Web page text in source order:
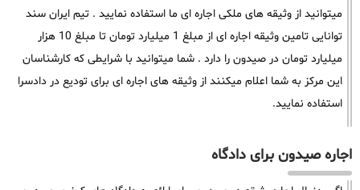
میتوانید از وثیقه های ملکی اجاره ای ما استفاده نمایید . تیم ایران سند
توانایی تامین وثیقه اجاره ای از مبلغ 1 میلیارد تومان تا مبلغ 10 هزار
میلیارد تومان در صیدون را دارد . شما میتوانید با شرایطی که کارشناسان
این مرکز به شما اعلام میکنند از وثیقه های اجاره ای برای تودیع در دادسرا
استفاده نمایید.
اجاره صیدون برای دادگاه